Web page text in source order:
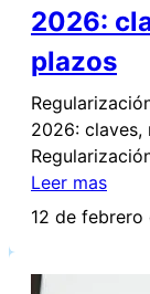
2026:
plazos
2026: claves,
Leer mas
12 de febrero